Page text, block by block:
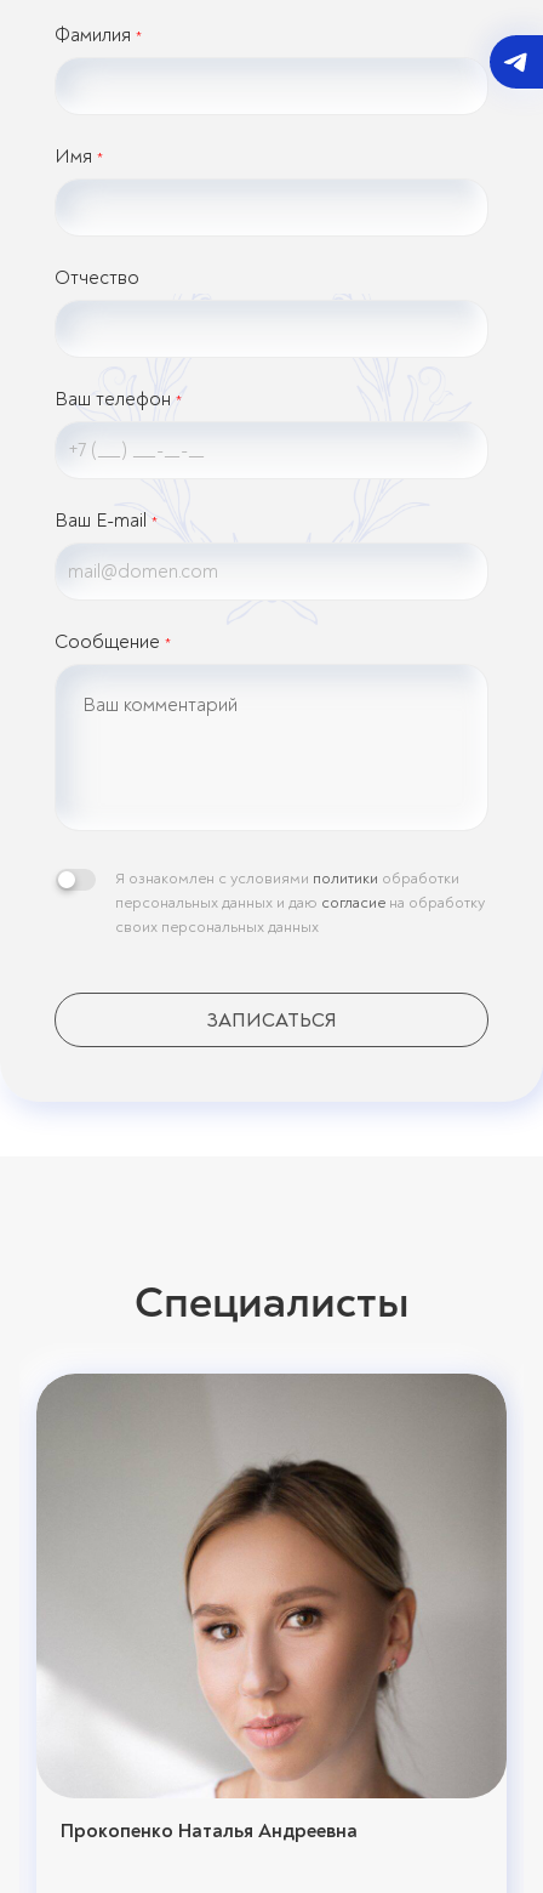
Фамилия *
Имя *
Отчество
Ваш телефон *
Ваш E-mail *
Сообщение *
Я ознакомлен с условиями политики обработки
персональных данных и даю согласие на обработку
своих персональных данных
ЗАПИСАТЬСЯ
Специалисты
Прокопенко Наталья Андреевна